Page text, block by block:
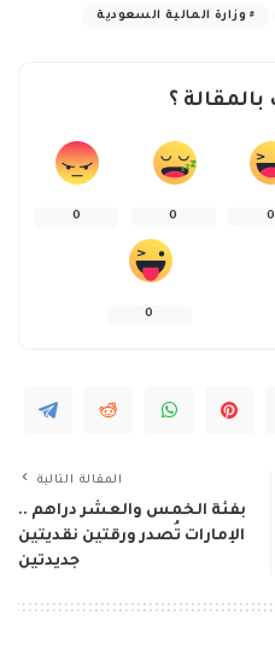
وزارة المالية السعودية
؟
0
0
0
0
المقالة التالية
بفئة الخمس والعشر دراهم ..
الإمارات تُصدر ورقتين نقديتين
جديدتين